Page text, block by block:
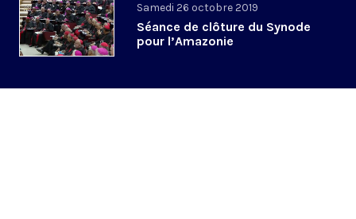
Samedi 26 octobre 2019
Séance de clôture du Synode
pour l’Amazonie